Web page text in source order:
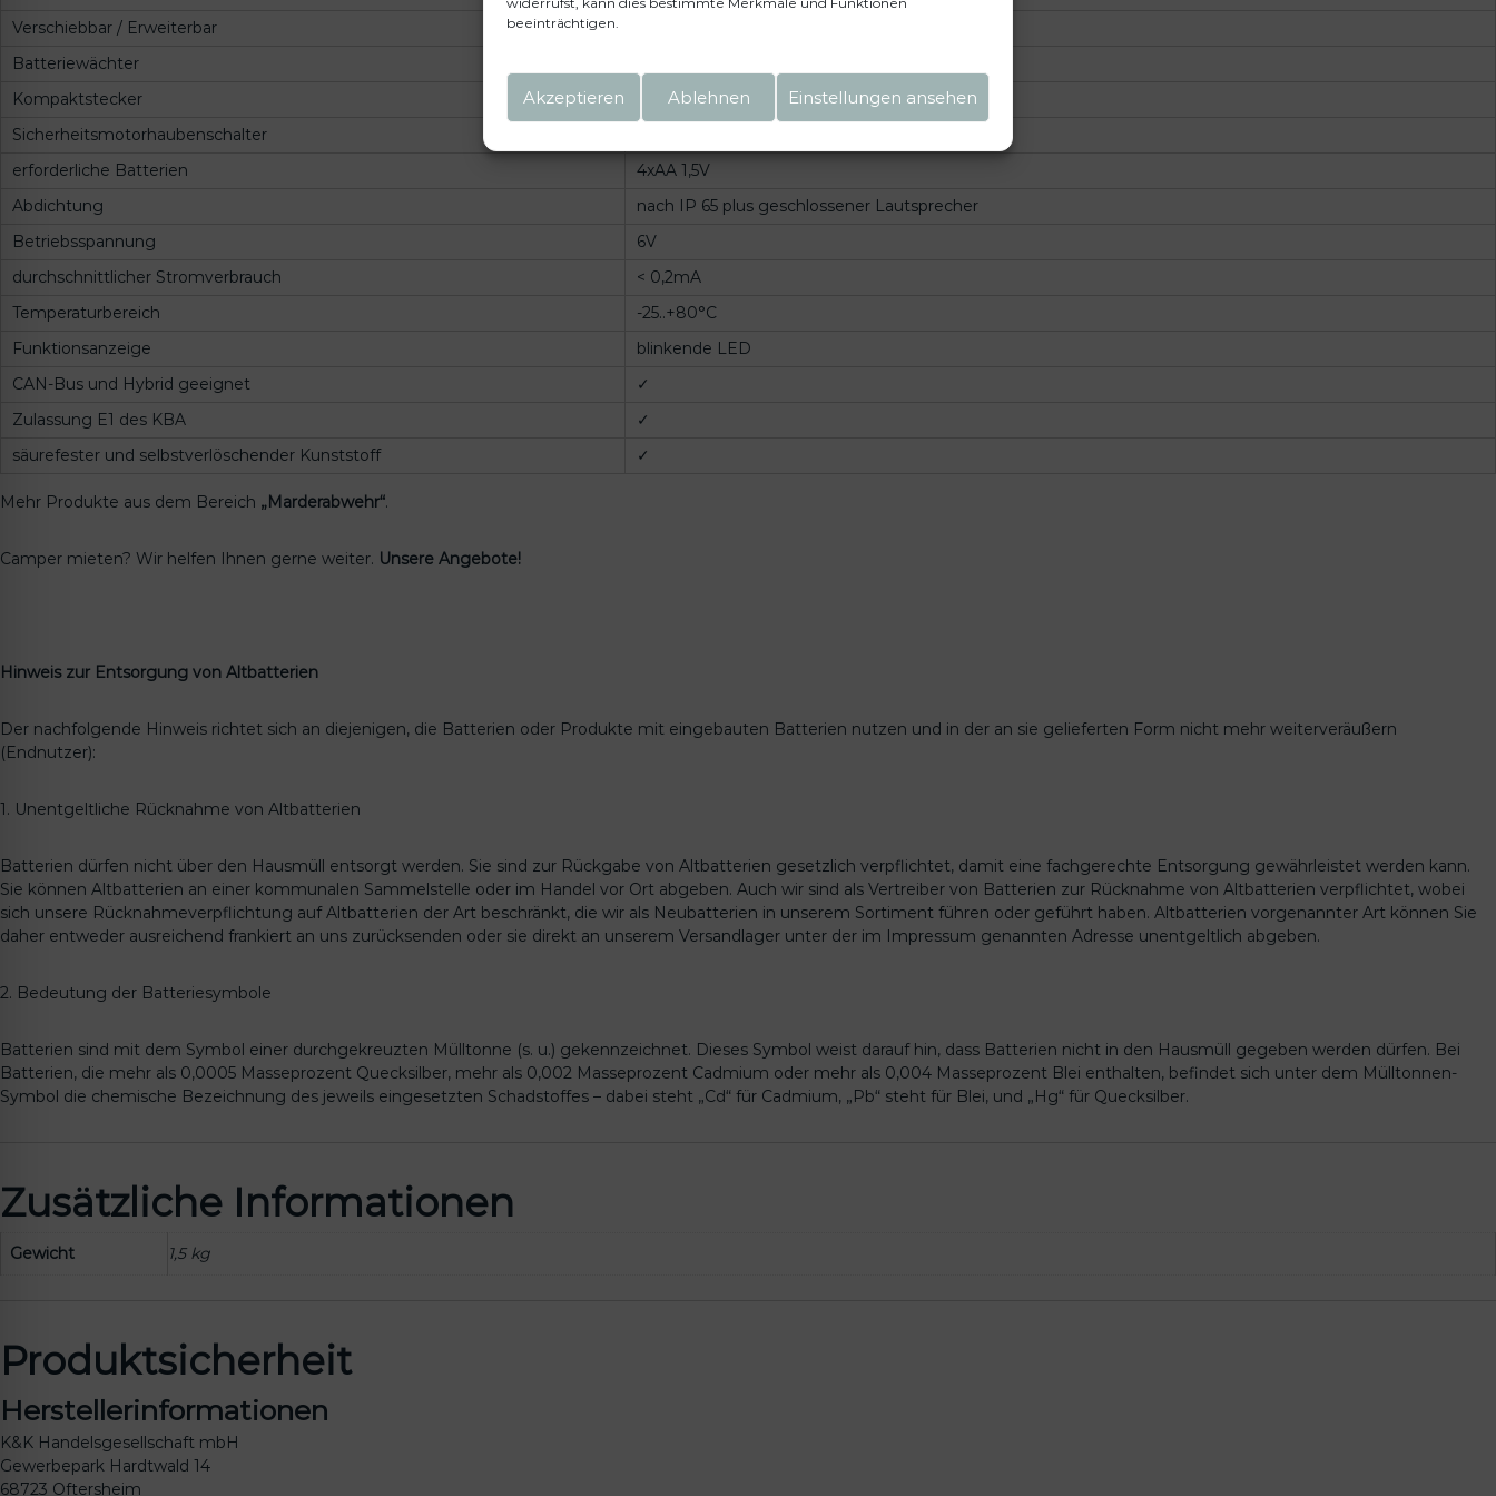
beeinträchtigen.
Akzeptieren Ablehnen Einstellungen ansehen
Verschiebbar / Erweiterbar
Batteriewächter
Kompaktstecker
Sicherheitsmotorhaubenschalter
erforderliche Batterien
4xAA 1,5V
Abdichtung
nach IP 65 plus geschlossener Lautsprecher
Betriebsspannung
6V
durchschnittlicher Stromverbrauch
< 0,2mA
Temperaturbereich
-25..+80°C
Funktionsanzeige
blinkende LED
CAN-Bus und Hybrid geeignet
✓
Zulassung E1 des KBA
✓
säurefester und selbstverlöschender Kunststoff
✓
Mehr Produkte aus dem Bereich „Marderabwehr“.
Camper mieten? Wir helfen Ihnen gerne weiter. Unsere Angebote!
Hinweis zur Entsorgung von Altbatterien
Der nachfolgende Hinweis richtet sich an diejenigen, die Batterien oder Produkte mit eingebauten Batterien nutzen und in der an sie gelieferten Form nicht mehr weiterveräußern
(Endnutzer):
1. Unentgeltliche Rücknahme von Altbatterien
Batterien dürfen nicht über den Hausmüll entsorgt werden. Sie sind zur Rückgabe von Altbatterien gesetzlich verpflichtet, damit eine fachgerechte Entsorgung gewährleistet werden kann.
Sie können Altbatterien an einer kommunalen Sammelstelle oder im Handel vor Ort abgeben. Auch wir sind als Vertreiber von Batterien zur Rücknahme von Altbatterien verpflichtet, wobei
sich unsere Rücknahmeverpflichtung auf Altbatterien der Art beschränkt, die wir als Neubatterien in unserem Sortiment führen oder geführt haben. Altbatterien vorgenannter Art können Sie
daher entweder ausreichend frankiert an uns zurücksenden oder sie direkt an unserem Versandlager unter der im Impressum genannten Adresse unentgeltlich abgeben.
2. Bedeutung der Batteriesymbole
Batterien sind mit dem Symbol einer durchgekreuzten Mülltonne (s. u.) gekennzeichnet. Dieses Symbol weist darauf hin, dass Batterien nicht in den Hausmüll gegeben werden dürfen. Bei
Batterien, die mehr als 0,0005 Masseprozent Quecksilber, mehr als 0,002 Masseprozent Cadmium oder mehr als 0,004 Masseprozent Blei enthalten, befindet sich unter dem Mülltonnen-
Symbol die chemische Bezeichnung des jeweils eingesetzten Schadstoffes – dabei steht „Cd“ für Cadmium, „Pb“ steht für Blei, und „Hg“ für Quecksilber.
Zusätzliche Informationen
Gewicht 1,5 kg
Produktsicherheit
Herstellerinformationen
K&K Handelsgesellschaft mbH
Gewerbepark Hardtwald 14
68723 Oftersheim